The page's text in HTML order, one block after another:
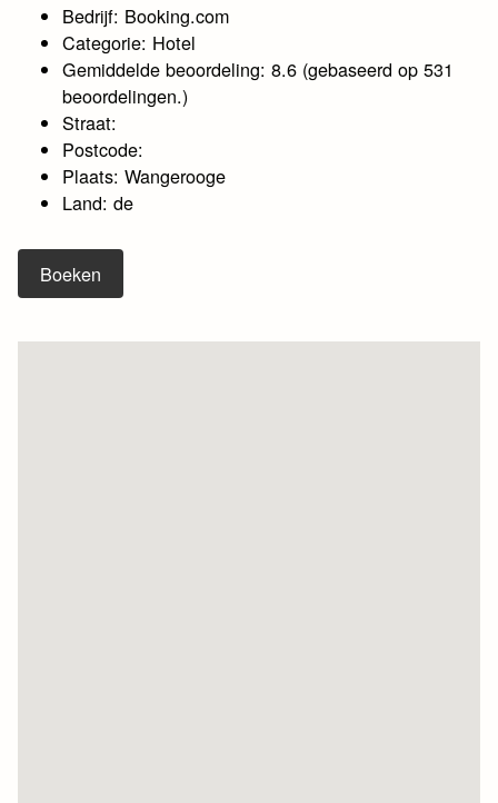
Bedrijf: Booking.com
Categorie: Hotel
Gemiddelde beoordeling: 8.6 (gebaseerd op 531
beoordelingen.)
Straat:
Postcode:
Plaats: Wangerooge
Land: de
Boeken